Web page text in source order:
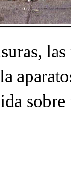
sobre